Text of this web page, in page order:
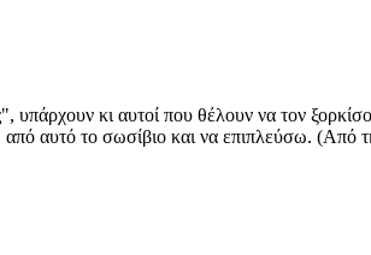
υπάρχουν κι αυτοί που θέλουν να τον
αυτό το σωσίβιο και να επιπλεύσω. (Από